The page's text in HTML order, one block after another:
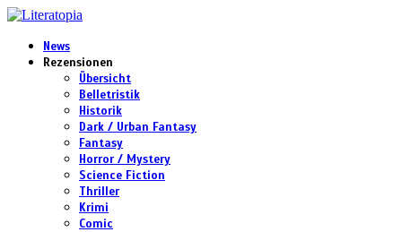
News
Rezensionen
Übersicht
Belletristik
Historik
Dark / Urban Fantasy
Fantasy
Horror / Mystery
Science Fiction
Thriller
Krimi
Comic